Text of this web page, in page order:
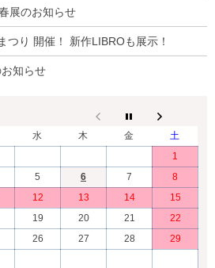
展のお知らせ
つり 開催！ 新作LIBROも展示！
知らせ
水 木 金
土
1
5 6 7
8
12 13 14
15
19 20 21
22
26 27 28
29